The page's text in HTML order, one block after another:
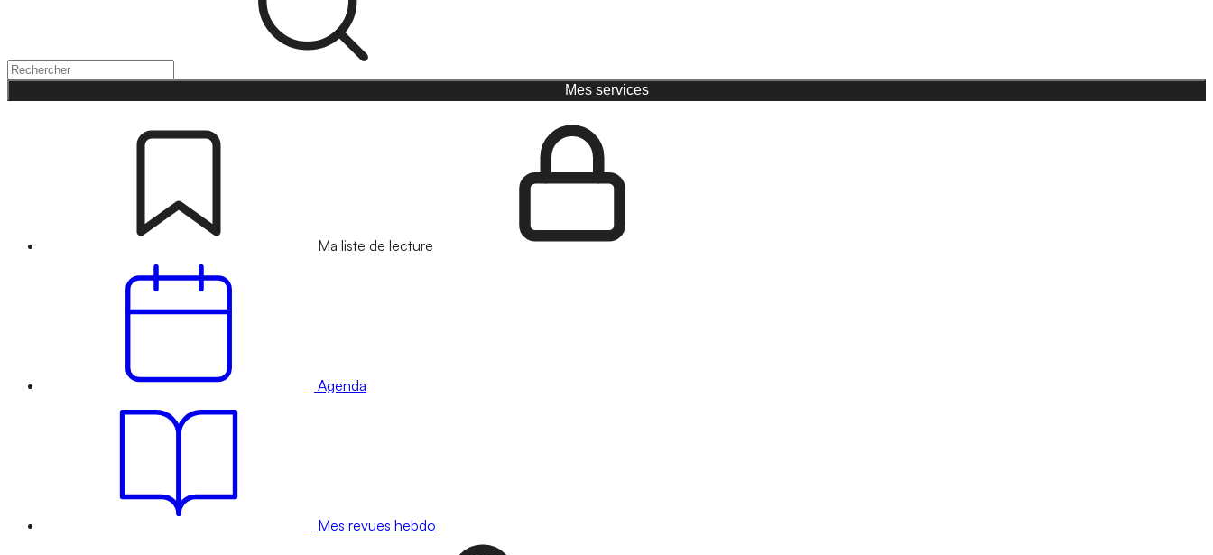
Mes services
Ma liste de lecture
Agenda
Mes revues hebdo